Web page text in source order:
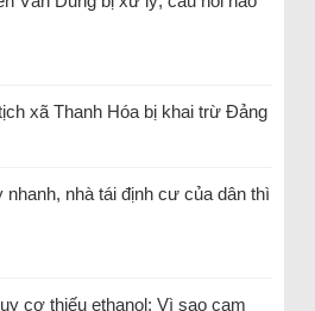
xã Thanh Hóa bị khai trừ Đảng
nhanh, nhà tái định cư của dân thì
cơ thiếu ethanol: Vì sao cam